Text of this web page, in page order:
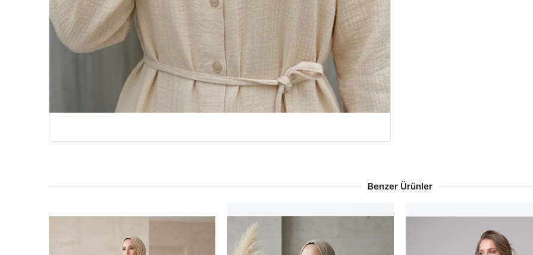
Benzer Ürünler